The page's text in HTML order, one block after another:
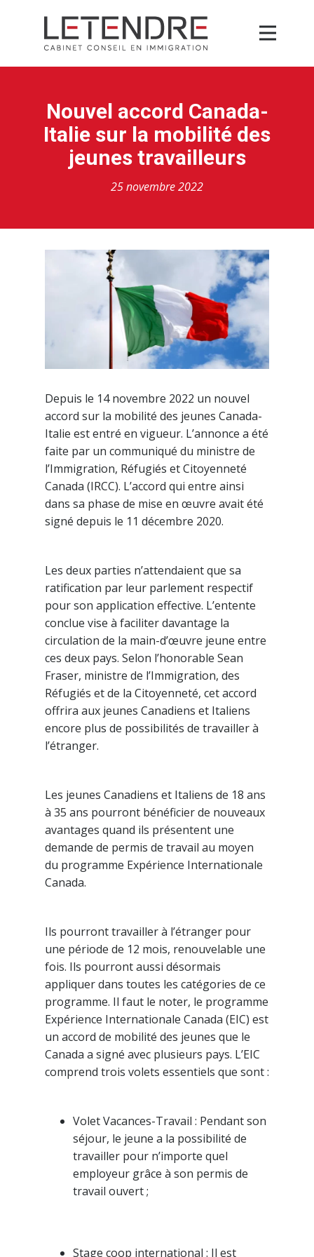
Nouvel accord Canada-
Italie sur la mobilité des
jeunes travailleurs
25 novembre 2022
Depuis le 14 novembre 2022 un nouvel
accord sur la mobilité des jeunes Canada-
Italie est entré en vigueur. L’annonce a été
faite par un communiqué du ministre de
l’Immigration, Réfugiés et Citoyenneté
Canada (IRCC). L’accord qui entre ainsi
dans sa phase de mise en œuvre avait été
signé depuis le 11 décembre 2020.
Les deux parties n’attendaient que sa
ratification par leur parlement respectif
pour son application effective. L’entente
conclue vise à faciliter davantage la
circulation de la main-d’œuvre jeune entre
ces deux pays. Selon l’honorable Sean
Fraser, ministre de l’Immigration, des
Réfugiés et de la Citoyenneté, cet accord
offrira aux jeunes Canadiens et Italiens
encore plus de possibilités de travailler à
l’étranger.
Les jeunes Canadiens et Italiens de 18 ans
à 35 ans pourront bénéficier de nouveaux
avantages quand ils présentent une
demande de permis de travail au moyen
du programme Expérience Internationale
Canada.
Ils pourront travailler à l’étranger pour
une période de 12 mois, renouvelable une
fois. Ils pourront aussi désormais
appliquer dans toutes les catégories de ce
programme. Il faut le noter, le programme
Expérience Internationale Canada (EIC) est
un accord de mobilité des jeunes que le
Canada a signé avec plusieurs pays. L’EIC
comprend trois volets essentiels que sont :
Volet Vacances-Travail : Pendant son
séjour, le jeune a la possibilité de
travailler pour n’importe quel
employeur grâce à son permis de
travail ouvert ;
Stage coop international : Il est